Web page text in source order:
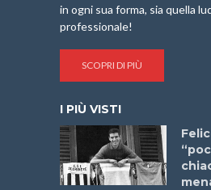
in ogni sua forma, sia quella
professionale!
SCOPRI DI PIÙ
I PIÙ VISTI